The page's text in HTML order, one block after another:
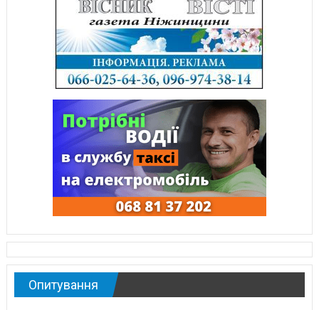
Опитування